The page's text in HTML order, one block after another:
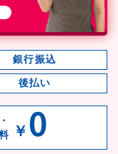
銀行振込
後払い
￥ 0